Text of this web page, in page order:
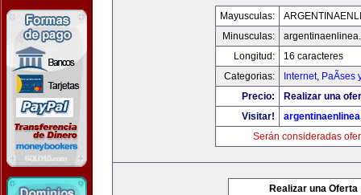
Mayusculas:
Minusculas:
Longitud:
16 caracteres
Categorias:
Internet, PaÃ­ses
Precio:
Realizar una
Visitar!
Serán consideradas
Realizar una Oferta